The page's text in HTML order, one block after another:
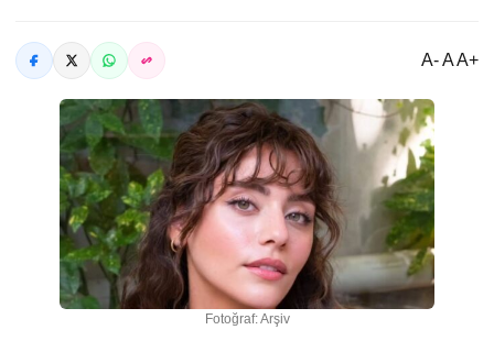
A- A A+
Fotoğraf: Arşiv